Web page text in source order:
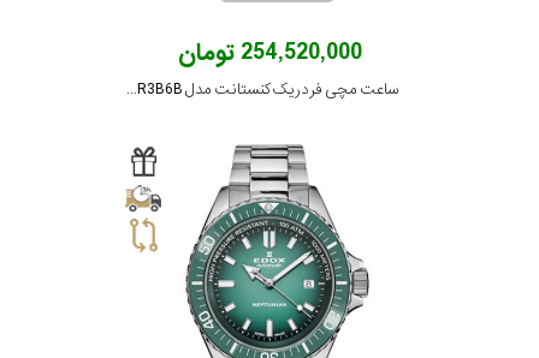
254,520,000 تومان
ساعت مچی فردریک کنستانت مدل FC-530GR3B6B